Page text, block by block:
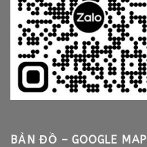
BẢN ĐỒ – GOOGLE MAP